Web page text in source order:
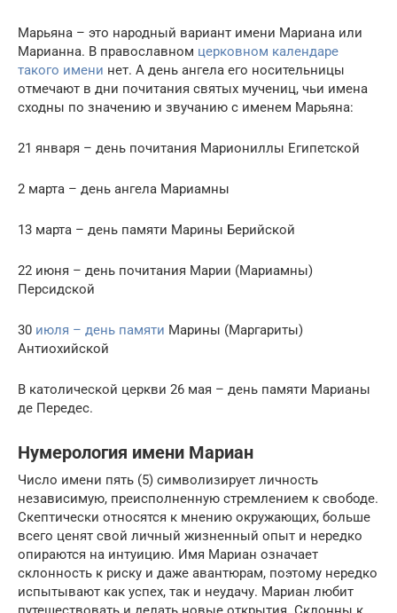
Марьяна – это народный вариант имени Мариана или
Марианна. В православном церковном календаре
такого имени нет. А день ангела его носительницы
отмечают в дни почитания святых мучениц, чьи имена
сходны по значению и звучанию с именем Марьяна:
21 января – день почитания Мариониллы Египетской
2 марта – день ангела Мариамны
13 марта – день памяти Марины Берийской
22 июня – день почитания Марии (Мариамны)
Персидской
30 июля – день памяти Марины (Маргариты)
Антиохийской
В католической церкви 26 мая – день памяти Марианы
де Передес.
Нумерология имени Мариан
Число имени пять (5) символизирует личность
независимую, преисполненную стремлением к свободе.
Скептически относятся к мнению окружающих, больше
всего ценят свой личный жизненный опыт и нередко
опираются на интуицию. Имя Мариан означает
склонность к риску и даже авантюрам, поэтому нередко
испытывают как успех, так и неудачу. Мариан любит